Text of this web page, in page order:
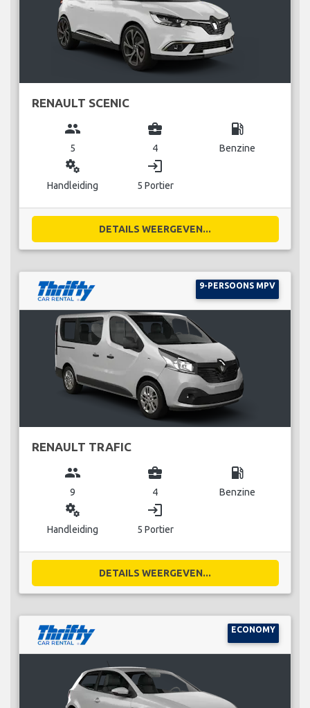
RENAULT SCENIC
group
5
business_center
4
local_gas_station
Benzine
miscellaneous_services
Handleiding
login
5 Portier
DETAILS WEERGEVEN...
9-PERSOONS MPV
RENAULT TRAFIC
group
9
business_center
4
local_gas_station
Benzine
miscellaneous_services
Handleiding
login
5 Portier
DETAILS WEERGEVEN...
ECONOMY